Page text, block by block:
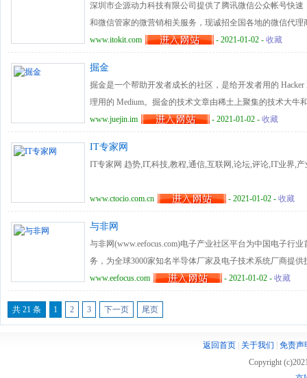
深圳市企源动力科技有限公司提供了腾讯微信公众帐号快
和微信管家的微营销相关服务，现诚招全国各地的微信代
www.itokit.com
- 2021-01-02 - 收藏
掘金
掘金是一个帮助开发者成长的社区，是给开发者用的
理用的 Medium。掘金的技术文章由稀土上聚集的技术大牛
括：Android、iOS、前端、后端等方面的内容。用户每天
用户，我们相信你也可以在这里有所收获。
www.juejin.im - 2021-01-02 - 收藏
IT专家网
IT专家网 趋势,IT,科技,教程,通信,互联网,论坛,评论,IT业界,
www.ctocio.com.cn - 2021-01-02 - 收藏
与非网
与非网(www.eefocus.com)电子产业社区平台为中国电子行
务，为全球3000家知名半导体厂家及电子技术系统厂商提供
www.eefocus.com
- 2021-01-02 - 收藏
共 21 条 1 2 3 下一页 尾页
返回首页| 关于我们
免责声
Copyright